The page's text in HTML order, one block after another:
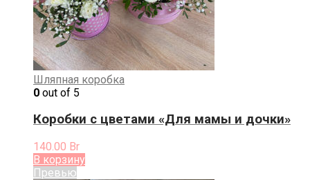
Шляпная коробка
0 out of 5
Коробки с цветами «Для мамы и дочки»
140.00 Br
В корзину
Превью